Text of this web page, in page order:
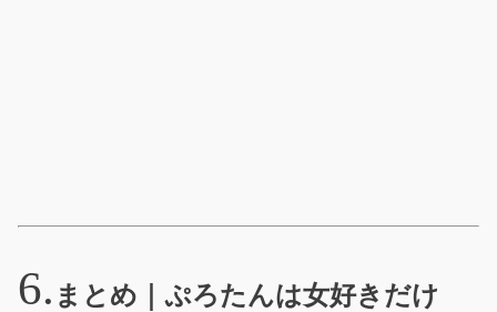
まとめ｜ぷろたんは女好きだけ